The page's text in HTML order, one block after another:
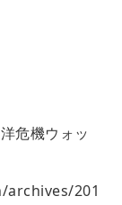
危機ウォッ
201